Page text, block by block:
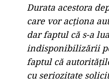
Durata acestora
care vor acționa
dar faptul că s-a
indisponibilizării
faptul că
cu seriozitate